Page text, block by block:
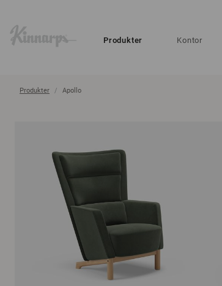
Produkter Kontor
Produkter Apollo